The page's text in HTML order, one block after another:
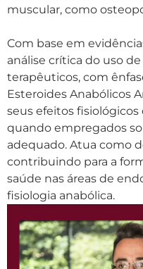
muscular, como
Com base em
análise crítica do uso
terapêuticos, com
Esteroides Anabólicos
seus efeitos
quando empregados
adequado. Atua como
contribuindo para a
saúde nas áreas de
fisiologia anabólica.